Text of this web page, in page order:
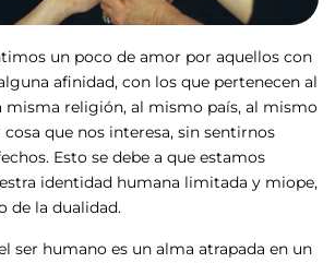
un poco de amor por aquellos con
afinidad, con los que pertenecen al
misma religión, al mismo país, al mismo
que nos interesa, sin sentirnos
Esto se debe a que estamos
identidad humana limitada y miope,
de la dualidad.
ser humano es un alma atrapada en un